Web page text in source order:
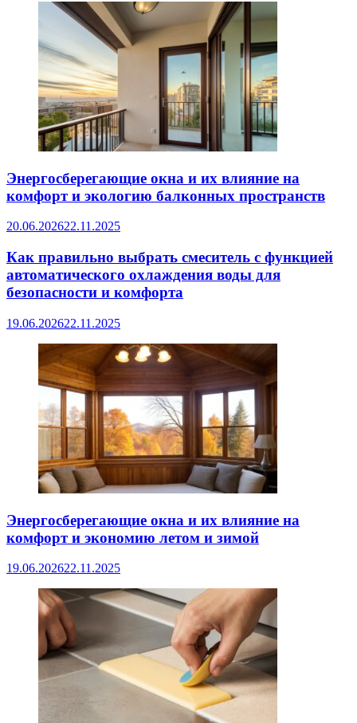
Энергосберегающие окна и их влияние на
комфорт и экологию балконных пространств
20.06.202622.11.2025
Как правильно выбрать смеситель с функцией
автоматического охлаждения воды для
безопасности и комфорта
19.06.202622.11.2025
Энергосберегающие окна и их влияние на
комфорт и экономию летом и зимой
19.06.202622.11.2025